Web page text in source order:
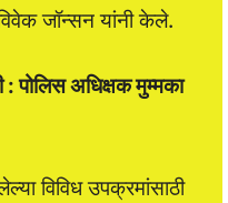
जॉन्सन यांनी केले.
: पोलिस अधिक्षक मुम्मका
विविध उपक्रमांसाठी